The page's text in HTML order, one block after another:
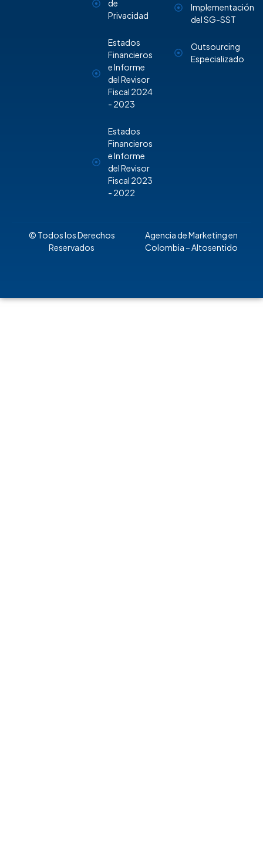
de
Privacidad
Estados
Financieros
e Informe
del Revisor
Fiscal 2024
- 2023
Estados
Financieros
e Informe
del Revisor
Fiscal 2023
- 2022
Implementación
del SG-SST
Outsourcing
Especializado
© Todos los Derechos
Reservados
Agencia de Marketing en
Colombia – Altosentido